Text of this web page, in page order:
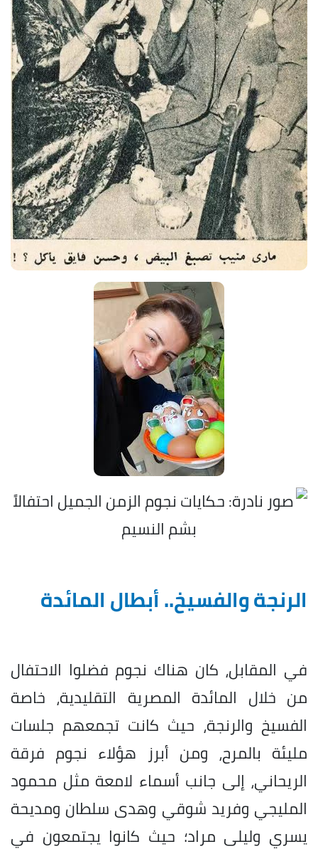
الرنجة والفسيخ.. أبطال المائدة
في المقابل، كان هناك نجوم فضلوا الاحتفال
من خلال المائدة المصرية التقليدية، خاصة
الفسيخ والرنجة، حيث كانت تجمعهم جلسات
مليئة بالمرح، ومن أبرز هؤلاء نجوم فرقة
الريحاني، إلى جانب أسماء لامعة مثل محمود
المليجي وفريد شوقي وهدى سلطان ومديحة
يسري وليلى مراد؛ حيث كانوا يجتمعون في